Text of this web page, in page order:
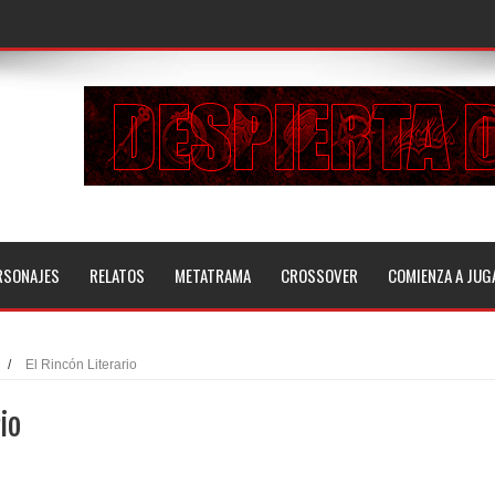
RELATOS METATRAMA CROSSOVER COMIENZA A
/ El Rincón Literario